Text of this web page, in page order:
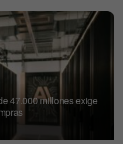
47.000 millones exige